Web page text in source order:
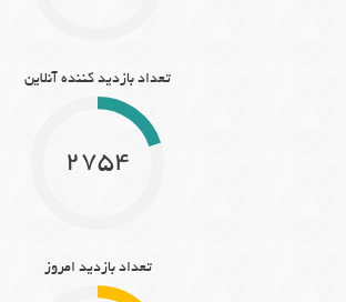
تعداد بازدید کننده آنلاین
2754
تعداد بازدید امروز